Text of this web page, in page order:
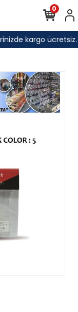
kargo ücretsiz.
0